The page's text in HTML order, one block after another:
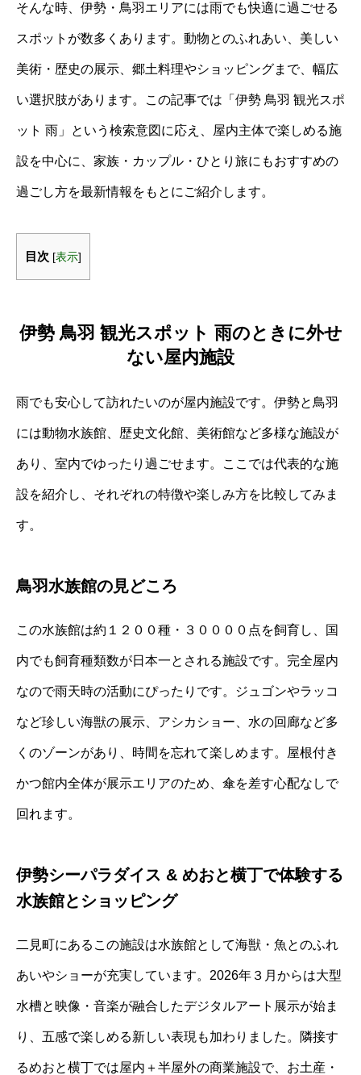
そんな時、伊勢・鳥羽エリアには雨でも快適に過ごせる
スポットが数多くあります。動物とのふれあい、美しい
美術・歴史の展示、郷土料理やショッピングまで、幅広
い選択肢があります。この記事では「伊勢 鳥羽 観光スポ
ット 雨」という検索意図に応え、屋内主体で楽しめる施
設を中心に、家族・カップル・ひとり旅にもおすすめの
過ごし方を最新情報をもとにご紹介します。
目次 [表示]
伊勢 鳥羽 観光スポット 雨のときに外せ
ない屋内施設
雨でも安心して訪れたいのが屋内施設です。伊勢と鳥羽
には動物水族館、歴史文化館、美術館など多様な施設が
あり、室内でゆったり過ごせます。ここでは代表的な施
設を紹介し、それぞれの特徴や楽しみ方を比較してみま
す。
鳥羽水族館の見どころ
この水族館は約１２００種・３００００点を飼育し、国
内でも飼育種類数が日本一とされる施設です。完全屋内
なので雨天時の活動にぴったりです。ジュゴンやラッコ
など珍しい海獣の展示、アシカショー、水の回廊など多
くのゾーンがあり、時間を忘れて楽しめます。屋根付き
かつ館内全体が展示エリアのため、傘を差す心配なしで
回れます。
伊勢シーパラダイス & めおと横丁で体験する
水族館とショッピング
二見町にあるこの施設は水族館として海獣・魚とのふれ
あいやショーが充実しています。2026年３月からは大型
水槽と映像・音楽が融合したデジタルアート展示が始ま
り、五感で楽しめる新しい表現も加わりました。隣接す
るめおと横丁では屋内＋半屋外の商業施設で、お土産・